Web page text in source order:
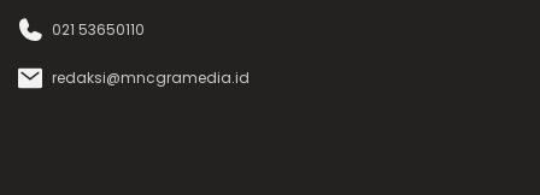
021 53650110
redaksi@mncgramedia.id